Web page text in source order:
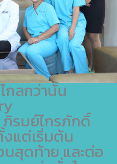
กลกว่านั้น
รมย์ไกรภักดิ์
แต่เริ่มต้น
สุดท้าย และต่อ